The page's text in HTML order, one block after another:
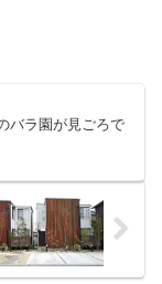
バラ園が見ごろで